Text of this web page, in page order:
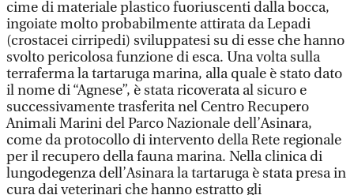
cime di materiale plastico fuoriuscenti dalla bocca,
ingoiate molto probabilmente attirata da Lepadi
(crostacei cirripedi) sviluppatesi su di esse che hanno
svolto pericolosa funzione di esca. Una volta sulla
terraferma la tartaruga marina, alla quale è stato dato
il nome di “Agnese”, è stata ricoverata al sicuro e
successivamente trasferita nel Centro Recupero
Animali Marini del Parco Nazionale dell’Asinara,
come da protocollo di intervento della Rete regionale
per il recupero della fauna marina. Nella clinica di
lungodegenza dell’Asinara la tartaruga è stata presa in
cura dai veterinari che hanno estratto gli